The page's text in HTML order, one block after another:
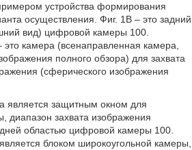
устройства формирования
осуществления. Фиг. 1B – это задний
вид) цифровой камеры 100.
камера (всенаправленная камера,
полного обзора) для захвата
(сферического изображения
является защитным окном для
диапазон захвата изображения
областью цифровой камеры 100.
блоком широкоугольной камеры,